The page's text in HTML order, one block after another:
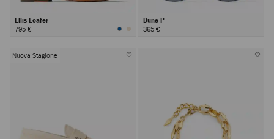
Ellis Loafer
795 €
Dune P
365 €
Nuova Stagione